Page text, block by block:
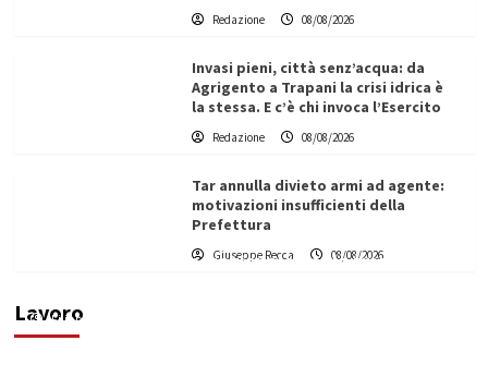
Redazione 08/08/2026
Invasi pieni, città senz’acqua: da
Agrigento a Trapani la crisi idrica è
la stessa. E c’è chi invoca l’Esercito
Redazione 08/08/2026
Tar annulla divieto armi ad agente:
motivazioni insufficienti della
Prefettura
Giuseppe Recca 08/08/2026
Lavoro
L’ingegnere saccense Buscarnera partner chiave
di un progetto transnazionale per la transizione
Filippo Cardinale